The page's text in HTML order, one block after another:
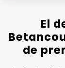
El
de